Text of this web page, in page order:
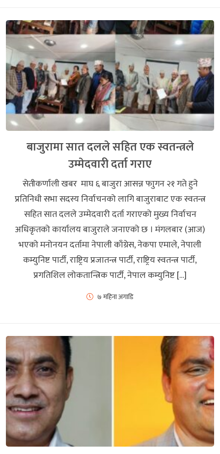
बाजुरामा सात दलले सहित एक स्वतन्त्रले
उम्मेदवारी दर्ता गराए
सेतीकर्णाली खबर माघ ६ बाजुरा आसन्न फाुगन २१ गते हुने
प्रतिनिधी सभा सदस्य निर्वाचनको लागि बाजुराबाट एक स्वतन्त्र
सहित सात दलले उम्मेदवारी दर्ता गराएको मुख्य निर्वाचन
अधिकृतको कार्यालय बाजुराले जनाएको छ । मंगलबार (आज)
भएको मनोनयन दर्तामा नेपाली काँग्रेस, नेकपा एमाले, नेपाली
कम्युनिष्ट पार्टी, राष्ट्रिय प्रजातन्त्र पार्टी, राष्ट्रिय स्वतन्त्र पार्टी,
प्रगतिशिल लोकतान्त्रिक पार्टी, नेपाल कम्युनिष्ट […]
७ महिना अगाडि